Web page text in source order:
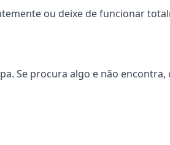
ou deixe de funcionar
Se procura algo e não encontra,